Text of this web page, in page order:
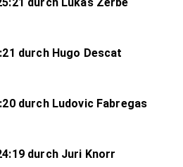
durch Hugo Descat
durch Ludovic Fabregas
durch Juri Knorr